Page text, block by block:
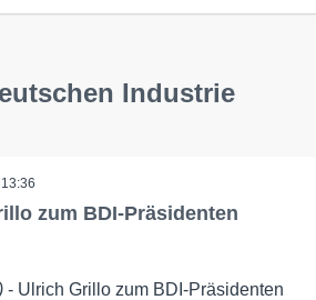
Industrie
zum BDI-Präsidenten
- Ulrich Grillo zum BDI-Präsidenten